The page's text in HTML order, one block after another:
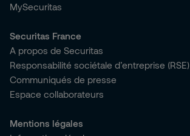
MySecuritas
Securitas France
A propos de Securitas
Responsabilité sociétale d’entreprise (RSE)
Communiqués de presse
Espace collaborateurs
Mentions légales